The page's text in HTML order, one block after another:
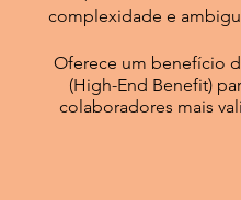
complexidade e
Oferece um benefício
(High-End Benefit)
colaboradores mais